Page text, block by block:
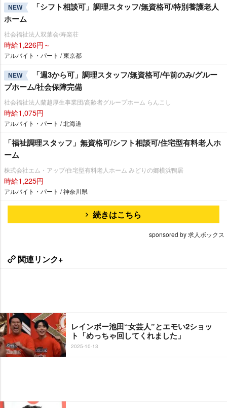
NEW
「シフト相談可」調理スタッフ/無資格可/特別養護老人
ホーム
社会福祉法人双葉会/寿楽荘
時給1,226円～
アルバイト・パート / 東京都
NEW
「週3から可」調理スタッフ/無資格可/午前のみ/グルー
プホーム/社会保障完備
社会福祉法人蘭越厚生事業団/高齢者グループホーム らんこし
時給1,075円
アルバイト・パート / 北海道
「福祉調理スタッフ」無資格可/シフト相談可/住宅型有料老人ホ
ーム
株式会社エム・アップ/住宅型有料老人ホーム みどりの郷横浜鴨居
時給1,225円
アルバイト・パート / 神奈川県
続きはこちら
sponsored by 求人ボックス
関連リンク+
レインボー池田“女芸人”とエモい2ショッ
ト「めっちゃ回してくれました」
2025-10-13